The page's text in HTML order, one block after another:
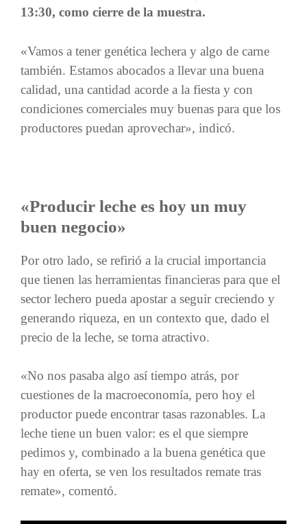
13:30, como cierre de la muestra.
«Vamos a tener genética lechera y algo de carne
también. Estamos abocados a llevar una buena
calidad, una cantidad acorde a la fiesta y con
condiciones comerciales muy buenas para que los
productores puedan aprovechar», indicó.
«Producir leche es hoy un muy
buen negocio»
Por otro lado, se refirió a la crucial importancia
que tienen las herramientas financieras para que el
sector lechero pueda apostar a seguir creciendo y
generando riqueza, en un contexto que, dado el
precio de la leche, se torna atractivo.
«No nos pasaba algo así tiempo atrás, por
cuestiones de la macroeconomía, pero hoy el
productor puede encontrar tasas razonables. La
leche tiene un buen valor: es el que siempre
pedimos y, combinado a la buena genética que
hay en oferta, se ven los resultados remate tras
remate», comentó.